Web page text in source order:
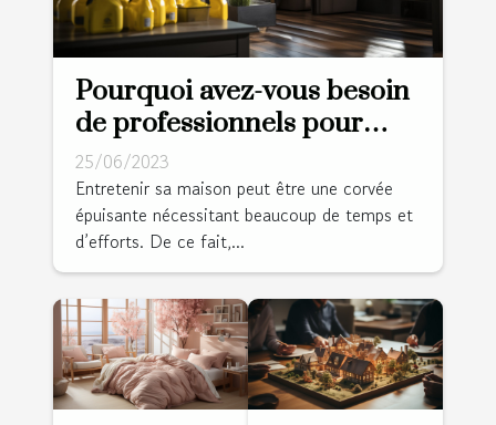
Pourquoi avez-vous besoin
de professionnels pour
nettoyer votre domicile ?
25/06/2023
Entretenir sa maison peut être une corvée
épuisante nécessitant beaucoup de temps et
d’efforts. De ce fait,...